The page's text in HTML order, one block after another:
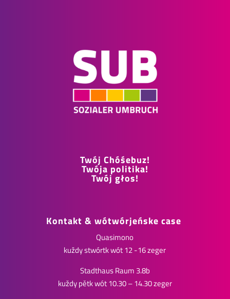
Twój Chóśebuz!
Twója politika!
Twój głos!
Kontakt & wótwórjeńske case
Quasimono
kuždy stwórtk wót 12 -16 zeger
Stadthaus Raum 3.8b
kuždy pětk wót 10.30 – 14.30 zeger